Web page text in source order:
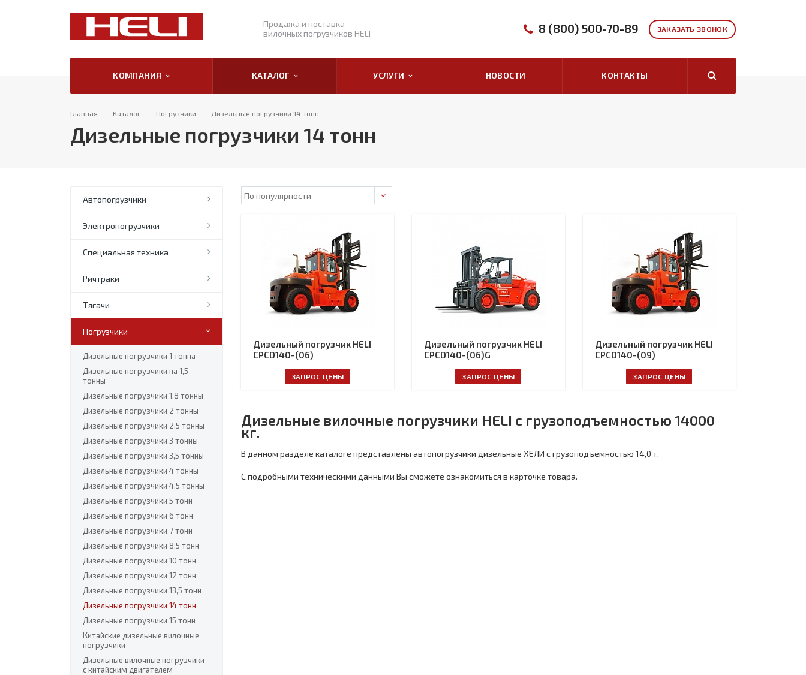
Продажа и поставка
вилочных погрузчиков HELI
ЗАКАЗАТЬ ЗВОНОК
8 (800) 500-70-89
КОМПАНИЯ КАТАЛОГ УСЛУГИ НОВОСТИ КОНТАКТЫ
Главная Каталог Погрузчики Дизельные погрузчики 14 тонн
Дизельные погрузчики 14 тонн
Автопогрузчики
Электропогрузчики
Специальная техника
Ричтраки
Тягачи
Погрузчики
Дизельные погрузчики 1 тонна
Дизельные погрузчики на 1,5
тонны
Дизельные погрузчики 1,8 тонны
Дизельные погрузчики 2 тонны
Дизельные погрузчики 2,5 тонны
Дизельные погрузчики 3 тонны
Дизельные погрузчики 3,5 тонны
Дизельные погрузчики 4 тонны
Дизельные погрузчики 4,5 тонны
Дизельные погрузчики 5 тонн
Дизельные погрузчики 6 тонн
Дизельные погрузчики 7 тонн
Дизельные погрузчики 8,5 тонн
Дизельные погрузчики 10 тонн
Дизельные погрузчики 12 тонн
Дизельные погрузчики 13,5 тонн
Дизельные погрузчики 14 тонн
Дизельные погрузчики 15 тонн
Китайские дизельные вилочные
погрузчики
Дизельные вилочные погрузчики
с китайским двигателем
Дизельный погрузчик HELI
CPCD140-(06)
ЗАПРОС ЦЕНЫ
Дизельный погрузчик HELI
CPCD140-(06)G
ЗАПРОС ЦЕНЫ
Дизельный погрузчик HELI
CPCD140-(09)
ЗАПРОС ЦЕНЫ
Дизельные вилочные погрузчики HELI с грузоподъемностью 14000
кг.
В данном разделе каталоге представлены автопогрузчики дизельные ХЕЛИ с грузоподъемностью 14,0 т.
С подробными техническими данными Вы сможете ознакомиться в карточке товара.